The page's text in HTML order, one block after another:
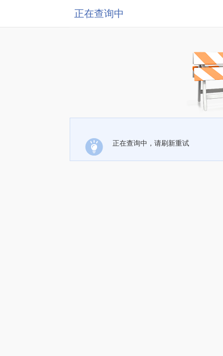
正在查询中
正在查询中，请刷新重试